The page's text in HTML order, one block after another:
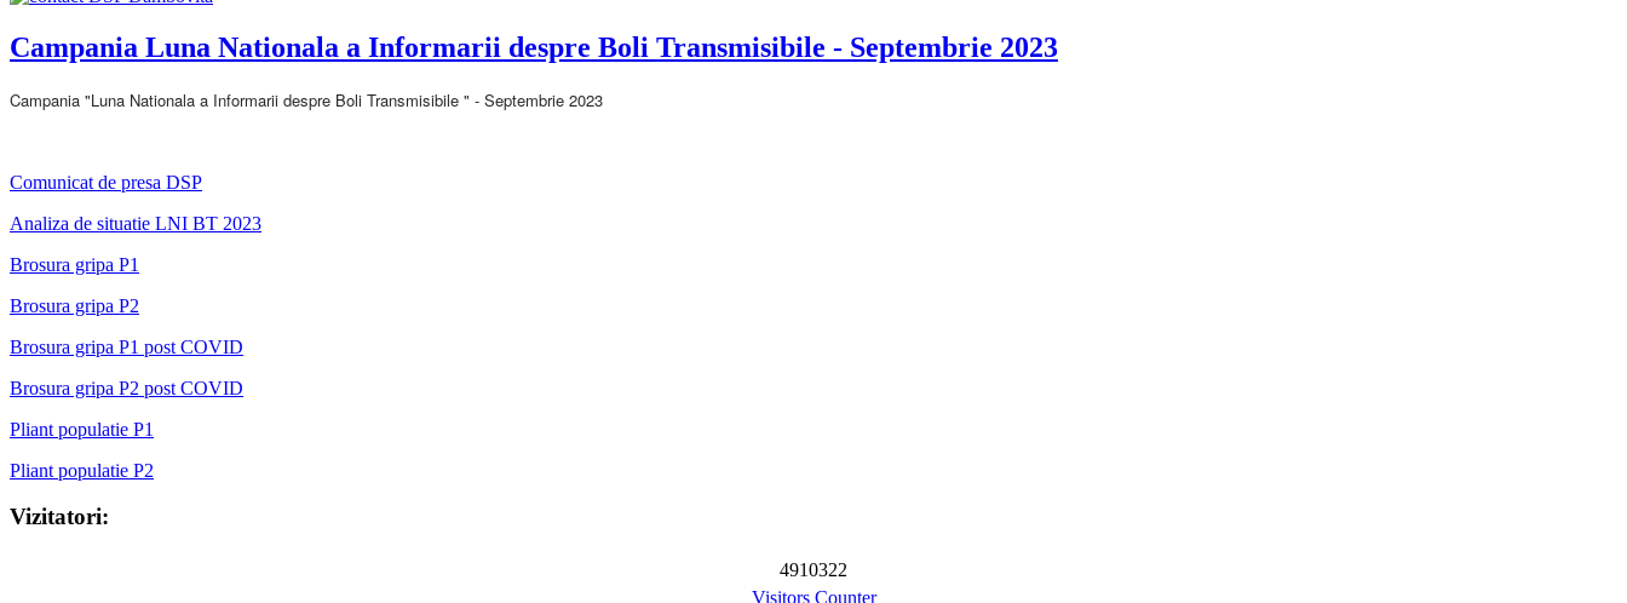
Campania Luna Nationala a Informarii despre Boli Transmisibile - Septembrie 2023
Campania "Luna Nationala a Informarii despre Boli Transmisibile " - Septembrie 2023
Comunicat de presa DSP
Analiza de situatie LNI BT 2023
Brosura gripa P1
Brosura gripa P2
Brosura gripa P1 post COVID
Brosura gripa P2 post COVID
Pliant populatie P1
Pliant populatie P2
Vizitatori:
4910322
Visitors Counter